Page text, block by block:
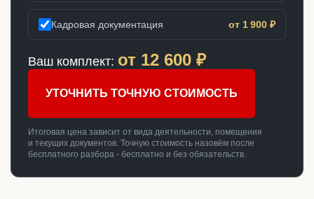
Кадровая документация от 1 900 ₽
Ваш комплект: от 12 600 ₽
УТОЧНИТЬ ТОЧНУЮ СТОИМОСТЬ
Итоговая цена зависит от вида деятельности, помещения
и текущих документов. Точную стоимость назовём после
бесплатного разбора - бесплатно и без обязательств.